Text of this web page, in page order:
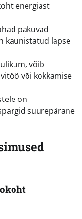
energiast
pakuvad
kaunistatud lapse
võib
või kokkamise
on
suurepärane